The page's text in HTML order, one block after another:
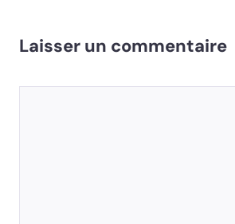
Laisser un commentaire